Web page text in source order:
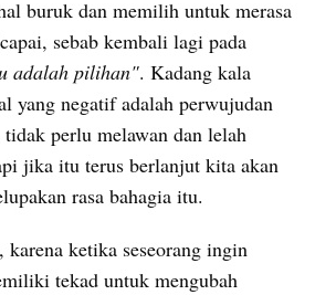
buruk dan memilih untuk merasa
sebab kembali lagi pada
adalah pilihan". Kadang kala
yang negatif adalah perwujudan
perlu melawan dan lelah
jika itu terus berlanjut kita akan
rasa bahagia itu.
ketika seseorang ingin
tekad untuk mengubah